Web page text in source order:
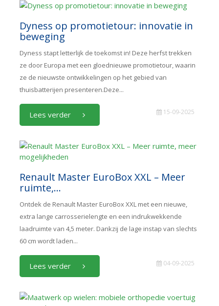
Dyness op promotietour: innovatie in
beweging
Dyness stapt letterlijk de toekomst in! Deze herfst trekken
ze door Europa met een gloednieuwe promotietour, waarin
ze de nieuwste ontwikkelingen op het gebied van
thuisbatterijen presenteren.Deze...
Lees verder 15-09-2025
Renault Master EuroBox XXL – Meer
ruimte,...
Ontdek de Renault Master EuroBox XXL met een nieuwe,
extra lange carrosserielengte en een indrukwekkende
laadruimte van 4,5 meter. Dankzij de lage instap van slechts
60 cm wordt laden...
Lees verder 04-09-2025